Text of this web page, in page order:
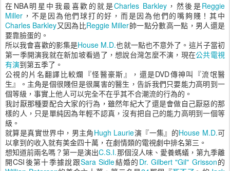
在NBA明星中我最喜歡的就是Charles Barkley，然後是Reggie
Miller ，不是因為他們球打的好，而是因為他們的嘴夠賤！其中
Charles Barkley又因為比Reggie Miller帥一點分數高一點，男人還是
要靠臉蛋的。
所以我會喜歡的影集是House M.D.也就一點也不意外了。這片子當初
第一季開演我就在新加坡看過了，想說台灣怎麼不演，現在公共電視
有演到第五季了。
公視的片名翻譯比較爛『怪醫豪斯』，還是DVD傳神叫『流氓醫
生』。主角是個很賤但是很厲害的醫生，告訴我們只要能力高明到一
個等級，事實上他人可以完全不在乎其不合潮流的行為的。
我討厭那種要配合大家的行為，雖然年紀大了還是會做自己厭惡的那
樣的人，只是單純因為年輕不認真，沒有把自己的能力高明到一個等
級。
就算是真實世界中，男主角Hugh Laurie演『一集』的House M.D.可
以拿到的收入就有美金四十萬，在劇情類的電視劇中排名第三。
想知道前兩名嗎？第一是演出C.S.I.那個沒人味、愛養螞蟻，第九季離
開CSI後第十季據說跟Sara Sidle結婚的 Dr. Gilbert "Gil" Grisson的